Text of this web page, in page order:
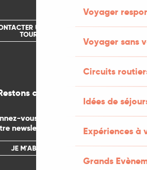
Voyager
Voyager sans
Circuits
Idées de
Expériences à
Grands
UN OFFICE DE
TOURISME
connectés
vous gratuitement
newsletter mensuelle
JE M'ABONNE